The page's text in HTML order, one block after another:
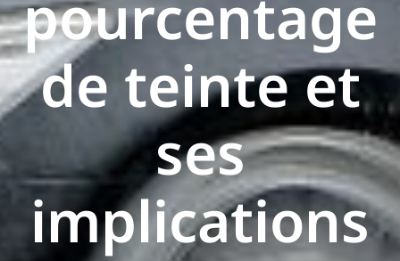
pourcentage
de teinte et
ses
implications